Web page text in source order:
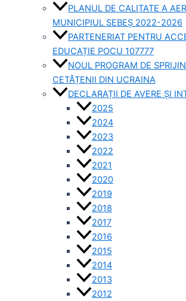
PLANUL DE CALITATE A
MUNICIPIUL SEBEȘ 2022-2026
PARTENERIAT PENTRU
EDUCAȚIE POCU 107777
NOUL PROGRAM DE
CETĂȚENII DIN UCRAINA
DECLARAȚII DE AVERE ȘI
2025
2024
2023
2022
2021
2020
2019
2018
2017
2016
2015
2014
2013
2012